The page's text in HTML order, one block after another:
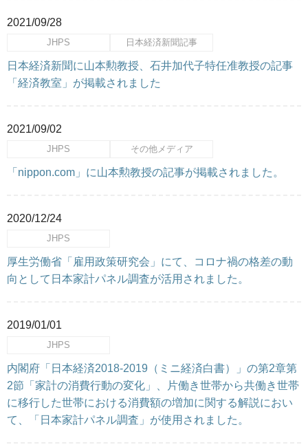
2021/09/28
JHPS 日本経済新聞記事
日本経済新聞に山本勲教授、石井加代子特任准教授の記事
「経済教室」が掲載されました
2021/09/02
JHPS その他メディア
「nippon.com」に山本勲教授の記事が掲載されました。
2020/12/24
JHPS
厚生労働省「雇用政策研究会」にて、コロナ禍の格差の動
向として日本家計パネル調査が活用されました。
2019/01/01
JHPS
内閣府「日本経済2018-2019（ミニ経済白書）」の第2章第
2節「家計の消費行動の変化」、片働き世帯から共働き世帯
に移行した世帯における消費額の増加に関する解説におい
て、「日本家計パネル調査」が使用されました。